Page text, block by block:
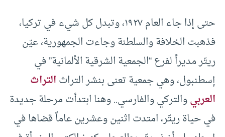
حتى إذا جاء العام ١٩٢٧، وتبدل كل شيء في تركيا،
فذهبت الخلافة والسلطنة وجاءت الجمهورية، عيّن
ريتّر مديراً لفرع “الجمعية الشرقية الألمانية” في
إسطنبول، وهي جمعية تعنى بنشر التراثالتراث
العربيوالتركي والفارسي.. وهنا ابتدأت مرحلة جديدة
في حياة ريتّر، امتدت اثنين وعشرين عاماً قضاها في